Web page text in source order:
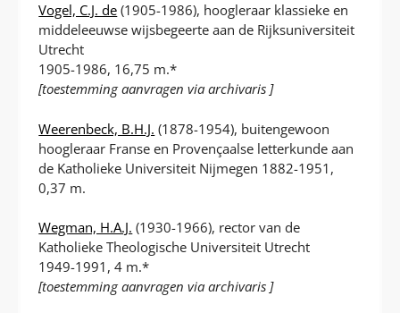
Vogel, C.J. de (1905-1986), hoogleraar klassieke en
middeleeuwse wijsbegeerte aan de Rijksuniversiteit
Utrecht
1905-1986, 16,75 m.*
[toestemming aanvragen via archivaris ]
Weerenbeck, B.H.J. (1878-1954), buitengewoon
hoogleraar Franse en Provençaalse letterkunde aan
de Katholieke Universiteit Nijmegen 1882-1951,
0,37 m.
Wegman, H.A.J. (1930-1966), rector van de
Katholieke Theologische Universiteit Utrecht
1949-1991, 4 m.*
[toestemming aanvragen via archivaris ]